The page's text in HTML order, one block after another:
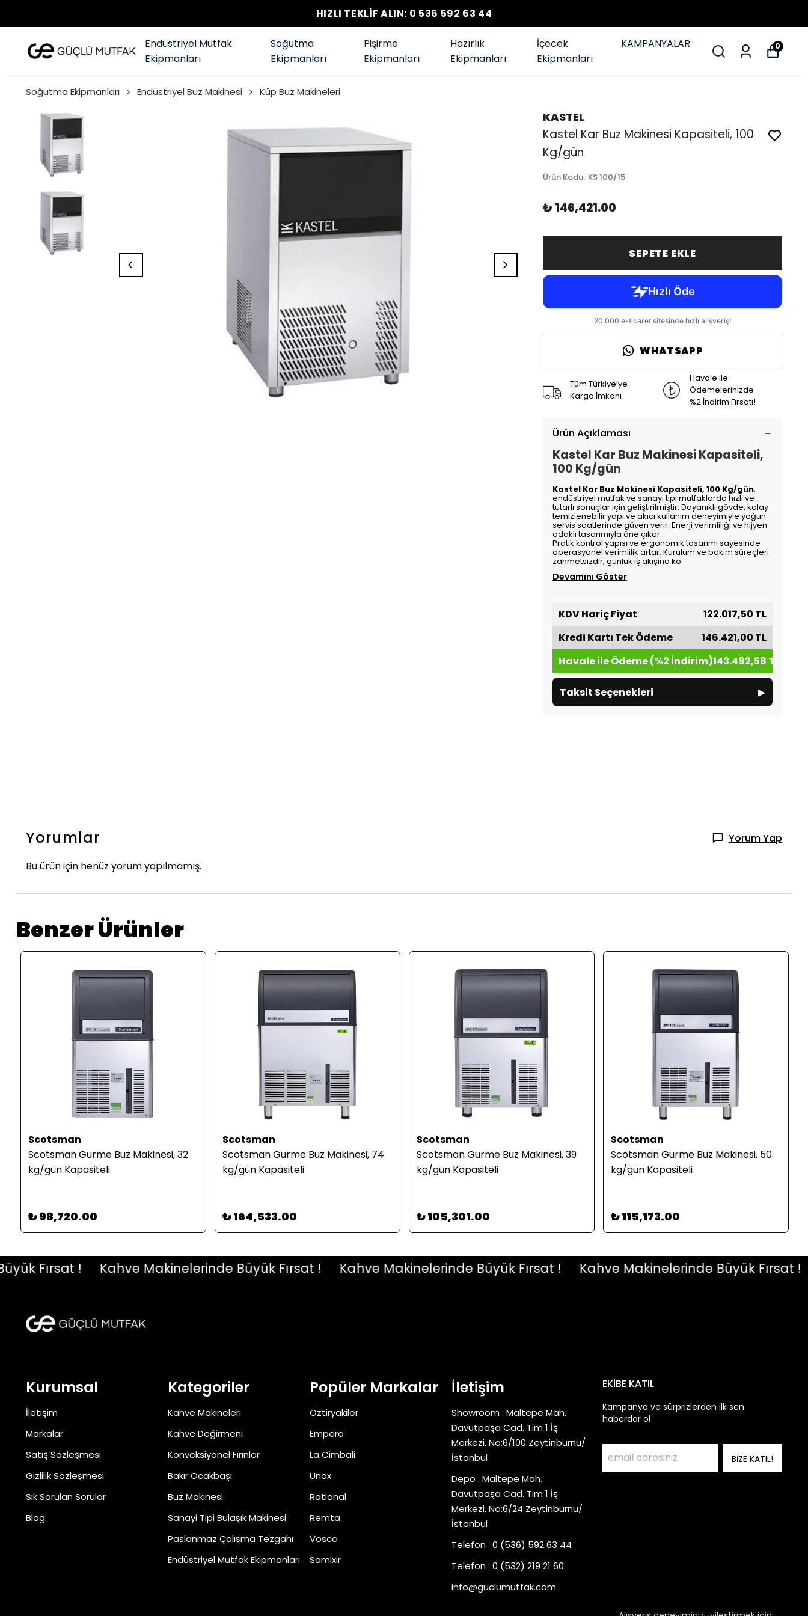
HIZLI TEKLİF ALIN: 0 536 592 63 44
Endüstriyel Mutfak
Ekipmanları
Soğutma
Ekipmanları
Pişirme
Ekipmanları
Hazırlık
Ekipmanları
İçecek
Ekipmanları
KAMPANYALAR 0
Soğutma Ekipmanları Endüstriyel Buz Makinesi Küp Buz Makineleri
KASTEL
Kastel Kar Buz Makinesi Kapasiteli, 100
Kg/gün
Ürün Kodu: KS 100/15
₺ 146,421.00
SEPETE EKLE
WHATSAPP
Tüm Türkiye’ye
Kargo İmkanı
Havale ile
Ödemelerinizde
%2 İndirim Fırsatı!
Ürün Açıklaması
Kastel Kar Buz Makinesi Kapasiteli,
100 Kg/gün
Kastel Kar Buz Makinesi Kapasiteli, 100 Kg/gün,
endüstriyel mutfak ve sanayi tipi mutfaklarda hızlı ve
tutarlı sonuçlar için geliştirilmiştir. Dayanıklı gövde, kolay
temizlenebilir yapı ve akıcı kullanım deneyimiyle yoğun
servis saatlerinde güven verir. Enerji verimliliği ve hijyen
odaklı tasarımıyla öne çıkar.
Pratik kontrol yapısı ve ergonomik tasarımı sayesinde
operasyonel verimlilik artar. Kurulum ve bakım süreçleri
zahmetsizdir; günlük iş akışına ko
Devamını Göster
KDV Hariç Fiyat
122.017,50 TL
Kredi Kartı Tek Ödeme
146.421,00 TL
Havale ile Ödeme (%2 İndirim)143.492,58 TL
Taksit Seçenekleri ▸
Yorumlar Yorum Yap
Bu ürün için henüz yorum yapılmamış.
Benzer Ürünler
Scotsman
Scotsman Gurme Buz Makinesi, 32
kg/gün Kapasiteli
₺ 98,720.00
Scotsman
Scotsman Gurme Buz Makinesi, 74
kg/gün Kapasiteli
₺ 164,533.00
Scotsman
Scotsman Gurme Buz Makinesi, 39
kg/gün Kapasiteli
₺ 105,301.00
Scotsman
Scotsman Gurme Buz Makinesi, 50
kg/gün Kapasiteli
₺ 115,173.00
Fırsat ! Kahve Makinelerinde Büyük Fırsat ! Kahve Makinelerinde Büyük Fırsat ! Kahve Makinelerinde Büyük Fırsat !
Kurumsal
İletişim
Markalar
Satış Sözleşmesi
Gizlilik Sözleşmesi
Sık Sorulan Sorular
Blog
Kategoriler
Kahve Makineleri
Kahve Değirmeni
Konveksiyonel Fırınlar
Bakır Ocakbaşı
Buz Makinesi
Sanayi Tipi Bulaşık Makinesi
Paslanmaz Çalışma Tezgahı
Endüstriyel Mutfak Ekipmanları
Popüler Markalar
Öztiryakiler
Empero
La Cimbali
Unox
Rational
Remta
Vosco
Samixir
İletişim
Showroom : Maltepe Mah.
Davutpaşa Cad. Tim 1 İş
Merkezi. No:6/100 Zeytinburnu/
İstanbul
Depo : Maltepe Mah.
Davutpaşa Cad. Tim 1 İş
Merkezi. No:6/24 Zeytinburnu/
İstanbul
Telefon : 0 (536) 592 63 44
Telefon : 0 (532) 219 21 60
info@guclumutfak.com
EKİBE KATIL
Kampanya ve sürprizlerden ilk sen
haberdar ol
BİZE KATIL!